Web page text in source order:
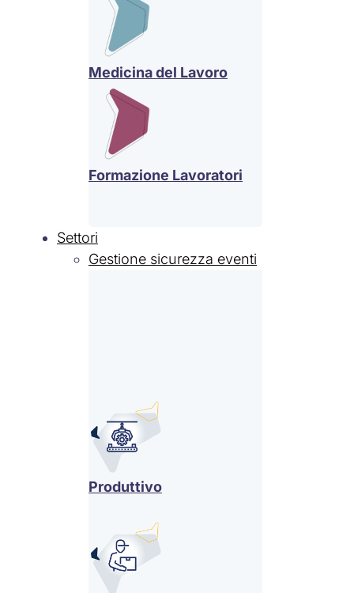
Medicina del Lavoro
Formazione Lavoratori
Settori
Gestione sicurezza eventi
Produttivo